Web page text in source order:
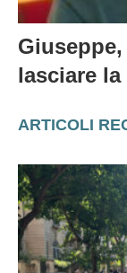
lasciare la
ARTICOLI